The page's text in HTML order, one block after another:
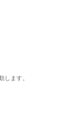
ます。